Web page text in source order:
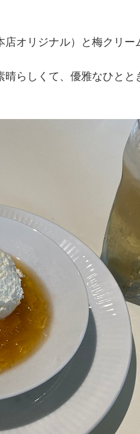
オリジナル）と梅クリー
らしくて、優雅なひとと